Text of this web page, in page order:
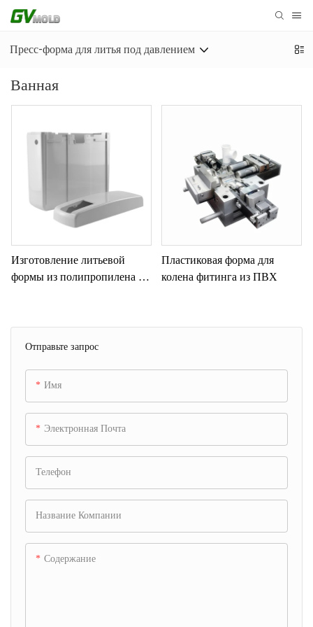
Пресс-форма для литья под давлением
Ванная
Отправьте запрос
Имя
Электронная Почта
Телефон
Название Компании
Содержание
Изготовление литьевой
формы из полипропилена по
цистерны
Пластиковая форма для
колена фитинга из ПВХ